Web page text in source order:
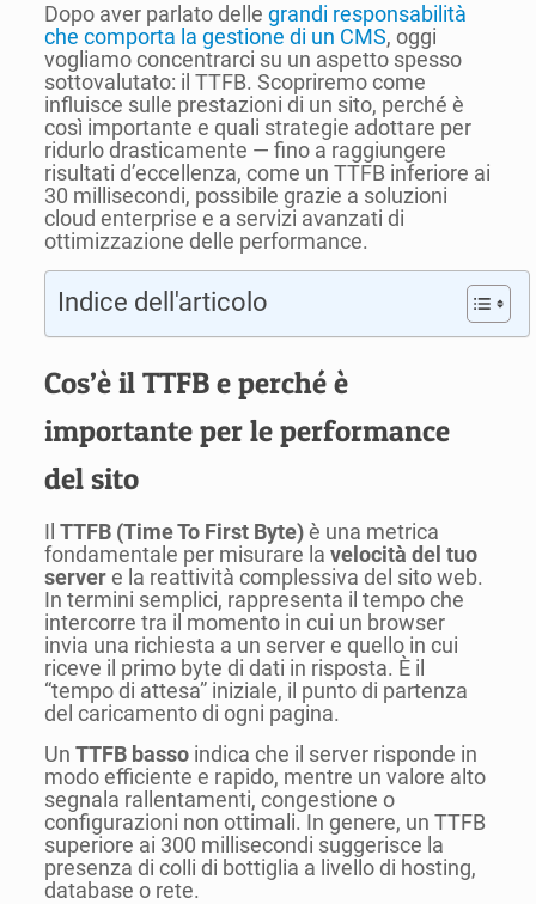
Dopo aver parlato delle grandi responsabilità
che comporta la gestione di un CMS, oggi
vogliamo concentrarci su un aspetto spesso
sottovalutato: il TTFB. Scopriremo come
influisce sulle prestazioni di un sito, perché è
così importante e quali strategie adottare per
ridurlo drasticamente — fino a raggiungere
risultati d’eccellenza, come un TTFB inferiore ai
30 millisecondi, possibile grazie a soluzioni
cloud enterprise e a servizi avanzati di
ottimizzazione delle performance.
Indice dell'articolo
Cos’è il TTFB e perché è
importante per le performance
del sito
Il TTFB (Time To First Byte)è una metrica
fondamentale per misurare la velocità del tuo
servere la reattività complessiva del sito web.
In termini semplici, rappresenta il tempo che
intercorre tra il momento in cui un browser
invia una richiesta a un server e quello in cui
riceve il primo byte di dati in risposta. È il
“tempo di attesa” iniziale, il punto di partenza
del caricamento di ogni pagina.
Un TTFB bassoindica che il server risponde in
modo efficiente e rapido, mentre un valore alto
segnala rallentamenti, congestione o
configurazioni non ottimali. In genere, un TTFB
superiore ai 300 millisecondi suggerisce la
presenza di colli di bottiglia a livello di hosting,
database o rete.